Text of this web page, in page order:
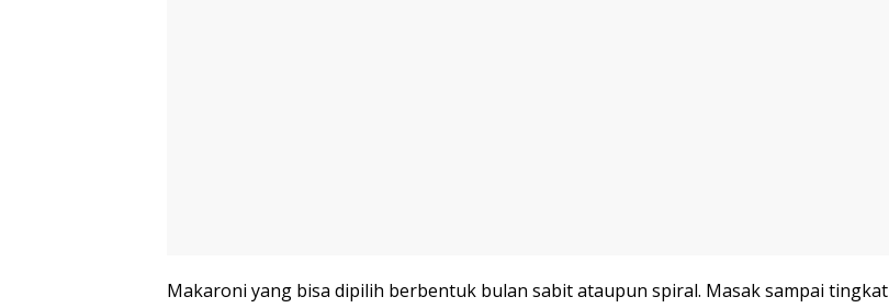
Makaroni yang bisa dipilih berbentuk bulan sabit ataupun spiral. Masak sampai tingkat